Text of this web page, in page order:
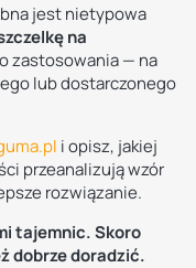
jest nietypowa
na
zastosowania — na
lub dostarczonego
i opisz, jakiej
przeanalizują wzór
rozwiązanie.
tajemnic. Skoro
dobrze doradzić.